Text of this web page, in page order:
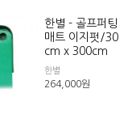
한별 - 골프퍼팅
매트 이지펏/30
cm x 300cm
한별
264,000원